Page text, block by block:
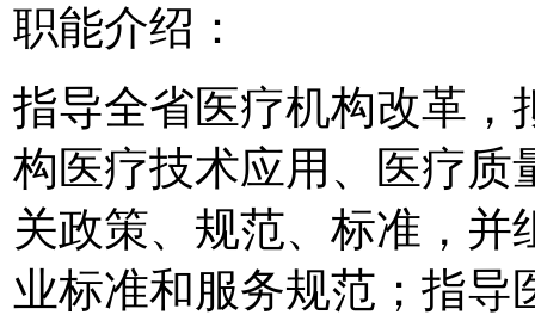
职能介绍：
指导全省医疗机构改革，
构医疗技术应用、医疗质
关政策、规范、标准，
业标准和服务规范；指导